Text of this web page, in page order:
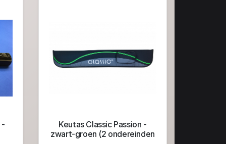
-
Keutas Classic Passion -
zwart-groen (2 ondereinden